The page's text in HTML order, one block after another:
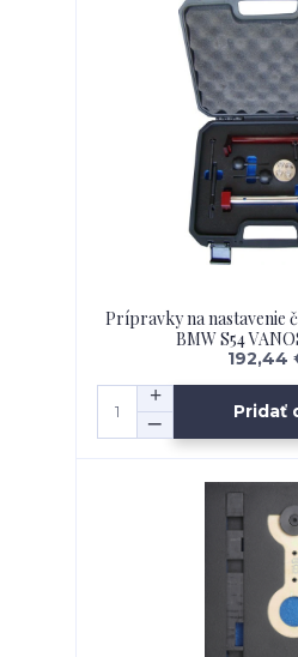
Prípravky na nastavenie
BMW S54
192,44
Pridať